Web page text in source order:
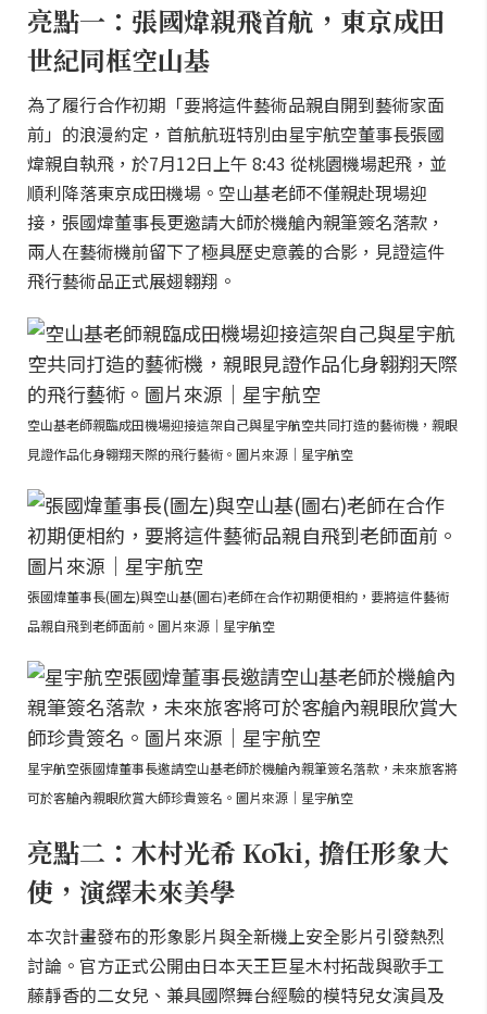
亮點一：張國煒親飛首航，東京成田
世紀同框空山基
為了履行合作初期「要將這件藝術品親自開到藝術家面
前」的浪漫約定，首航航班特別由星宇航空董事長張國
煒親自執飛，於7月12日上午 8:43 從桃園機場起飛，並
順利降落東京成田機場。空山基老師不僅親赴現場迎
接，張國煒董事長更邀請大師於機艙內親筆簽名落款，
兩人在藝術機前留下了極具歷史意義的合影，見證這件
飛行藝術品正式展翅翱翔。
空山基老師親臨成田機場迎接這架自己與星宇航空共同打造的藝術機，親眼
見證作品化身翱翔天際的飛行藝術。圖片來源｜星宇航空
張國煒董事長(圖左)與空山基(圖右)老師在合作初期便相約，要將這件藝術
品親自飛到老師面前。圖片來源｜星宇航空
星宇航空張國煒董事長邀請空山基老師於機艙內親筆簽名落款，未來旅客將
可於客艙內親眼欣賞大師珍貴簽名。圖片來源｜星宇航空
亮點二：木村光希 Kōki, 擔任形象大
使，演繹未來美學
本次計畫發布的形象影片與全新機上安全影片引發熱烈
討論。官方正式公開由日本天王巨星木村拓哉與歌手工
藤靜香的二女兒、兼具國際舞台經驗的模特兒女演員及